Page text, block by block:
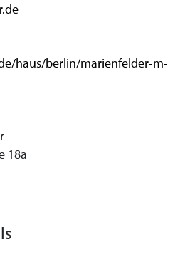
haus/berlin/marienfelder-m-
18a